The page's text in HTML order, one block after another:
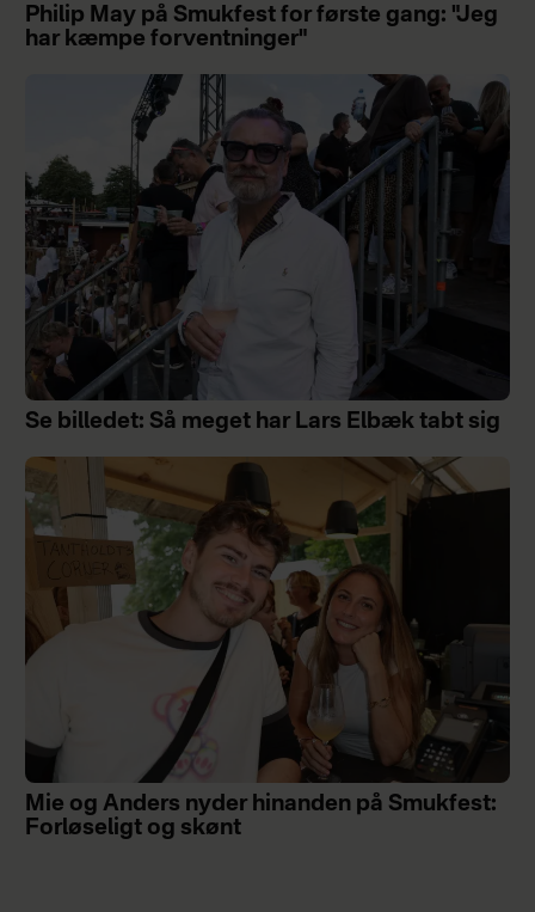
Philip May på Smukfest for første gang: "Jeg
har kæmpe forventninger"
Se billedet: Så meget har Lars Elbæk tabt sig
Mie og Anders nyder hinanden på Smukfest:
Forløseligt og skønt